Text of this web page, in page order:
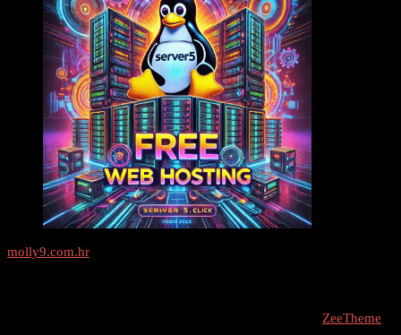
molly9.com.hr
ZeeTheme